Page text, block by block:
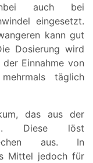
auch bei
eingesetzt.
kann gut
Dosierung wird
Einnahme von
täglich
das aus der
Diese löst
aus. In
Mittel jedoch für